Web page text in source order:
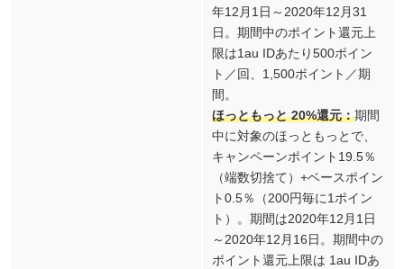
年12月1日～2020年12月31
日。期間中のポイント還元上
限は1au IDあたり500ポイン
ト／回、1,500ポイント／期
間。
ほっともっと 20%還元：期間
中に対象のほっともっとで、
キャンペーンポイント19.5％
（端数切捨て）+ベースポイン
ト0.5％（200円毎に1ポイン
ト）。期間は2020年12月1日
～2020年12月16日。期間中の
ポイント還元上限は 1au IDあ